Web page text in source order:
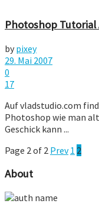
Photoshop Tutorial
by pixey
29. Mai 2007
0
17
Auf vladstudio.com
Photoshop wie man
Geschick kann ...
Page 2 of 2 Prev 1 2
About